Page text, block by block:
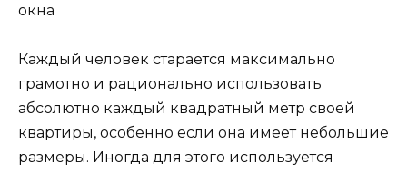
окна
Каждый человек старается максимально
грамотно и рационально использовать
абсолютно каждый квадратный метр своей
квартиры, особенно если она имеет небольшие
размеры. Иногда для этого используется